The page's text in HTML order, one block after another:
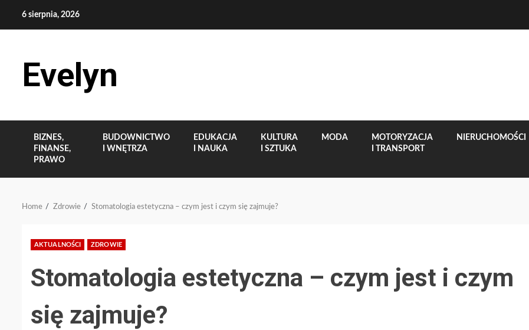
6 sierpnia, 2026
Evelyn
BIZNES,
FINANSE,
PRAWO
BUDOWNICTWO
I WNĘTRZA
EDUKACJA
I NAUKA
KULTURA
I SZTUKA
MODA
MOTORYZACJA
I TRANSPORT
NIERUCHOMOŚCI
Home Zdrowie Stomatologia estetyczna – czym jest i czym się zajmuje?
AKTUALNOŚCI ZDROWIE
Stomatologia estetyczna – czym jest i czym
się zajmuje?